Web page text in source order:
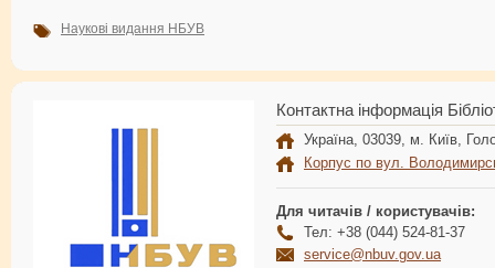
Наукові видання НБУВ
Контактна інформація
Україна, 03039, м. Київ,
Корпус по вул.
Для читачів / користувачів:
Тел: +38 (044) 524-81-37
service@nbuv.gov.ua